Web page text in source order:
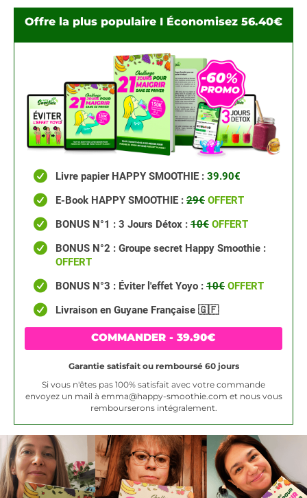
Offre la plus populaire I Économisez 56.40€
Livre papier HAPPY SMOOTHIE : 39.90€
E-Book HAPPY SMOOTHIE : 29€ OFFERT
BONUS N°1 : 3 Jours Détox : 10€ OFFERT
BONUS N°2 : Groupe secret Happy Smoothie :
OFFERT
BONUS N°3 : Éviter l'effet Yoyo : 10€ OFFERT
Livraison en Guyane Française 🇬🇫
COMMANDER - 39.90€
Garantie satisfait ou remboursé 60 jours
Si vous n'êtes pas 100% satisfait avec votre commande
envoyez un mail à emma@happy-smoothie.com et nous vous
rembourserons intégralement.